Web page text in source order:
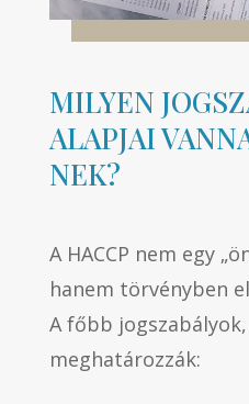
MILYEN
ALAPJAI
NEK?
A HACCP nem egy
hanem törvényben
A főbb
meghatározzák: